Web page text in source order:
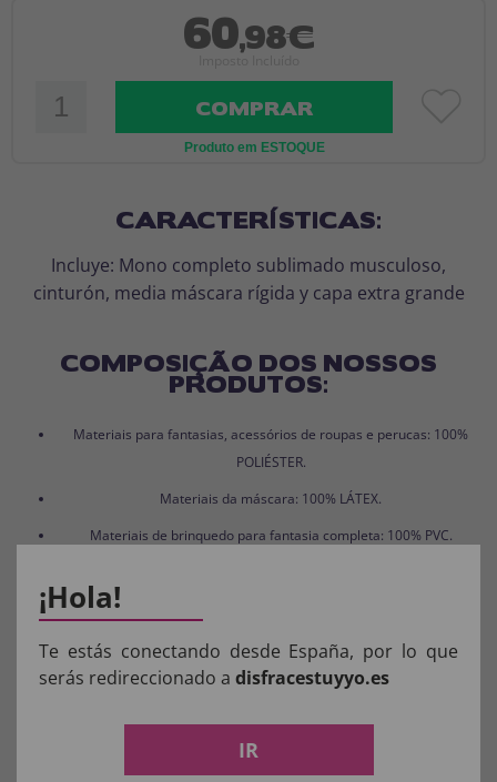
60,98€
COMPRAR
Produto em ESTOQUE
CARACTERÍSTICAS:
Incluye: Mono completo sublimado musculoso,
cinturón, media máscara rígida y capa extra grande
COMPOSIÇÃO DOS NOSSOS
PRODUTOS:
Materiais para fantasias, acessórios de roupas e perucas: 100%
POLIÉSTER.
Materiais da máscara: 100% LÁTEX.
Materiais de brinquedo para fantasia completa: 100% PVC.
Aviso: Todos os produtos destinados a crianças
por um adulto.
¡Hola!
Te estás conectando desde España, por lo que
serás redireccionado a disfracestuyyo.es
IR